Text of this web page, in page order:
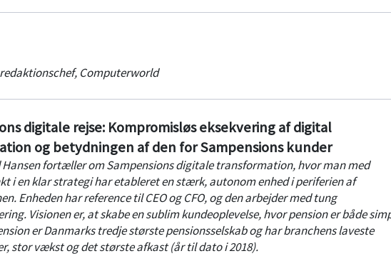
redaktionschef, Computerworld
digitale rejse: Kompromisløs eksekvering af digital
og betydningen af den for Sampensions kunder
Hansen fortæller om Sampensions digitale transformation, hvor man med
i en klar strategi har etableret en stærk, autonom enhed i periferien af
Enheden har reference til CEO og CFO, og den arbejder med tung
Visionen er, at skabe en sublim kundeoplevelse, hvor pension er både
er Danmarks tredje største pensionsselskab og har branchens laveste
stor vækst og det største afkast (år til dato i 2018).